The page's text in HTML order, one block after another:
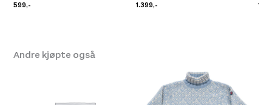
599,- 1.399,-
Andre kjøpte også